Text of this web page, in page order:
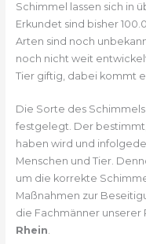
Schimmel lassen sich in
Erkundet sind bisher
Arten sind noch
noch nicht weit
Tier giftig, dabei kommt
Die Sorte des
festgelegt. Der
haben wird und
Menschen und Tier.
um die korrekte
Maßnahmen zur
die Fachmänner unserer
Rhein.